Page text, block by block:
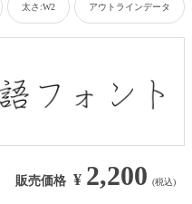
太さ:W2 アウトラインデータ
販売価格 ¥ 2,200 (税込)